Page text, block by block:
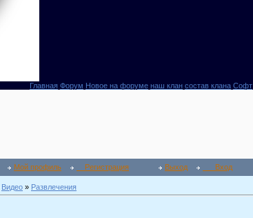
Главная Форум Новое на форуме наш клан состав клана Софт
Мой профиль Регистрация Выход Вход
Видео » Развлечения